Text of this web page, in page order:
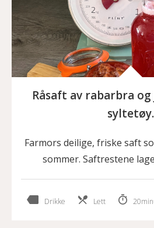
Råsaft av rabarbra
syltetøy.
Farmors deilige, friske saft
sommer. Saftrestene
Drikke Lett